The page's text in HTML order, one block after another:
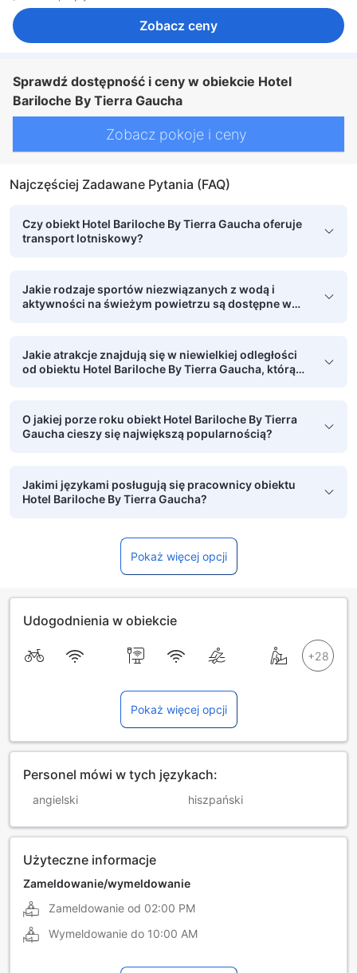
Zobacz ceny
Sprawdź dostępność i ceny w obiekcie Hotel
Bariloche By Tierra Gaucha
Zobacz pokoje i ceny
Najczęściej Zadawane Pytania (FAQ)
Czy obiekt Hotel Bariloche By Tierra Gaucha oferuje
transport lotniskowy?
Jakie rodzaje sportów niezwiązanych z wodą i
aktywności na świeżym powietrzu są dostępne w
Jakie atrakcje znajdują się w niewielkiej odległości
od obiektu Hotel Bariloche By Tierra Gaucha, którą
O jakiej porze roku obiekt Hotel Bariloche By Tierra
Gaucha cieszy się największą popularnością?
Jakimi językami posługują się pracownicy obiektu
Hotel Bariloche By Tierra Gaucha?
Pokaż więcej opcji
Udogodnienia w obiekcie
Pokaż więcej opcji
Personel mówi w tych językach:
angielski hiszpański
Użyteczne informacje
Zameldowanie/wymeldowanie
Zameldowanie od 02:00 PM
Wymeldowanie do 10:00 AM